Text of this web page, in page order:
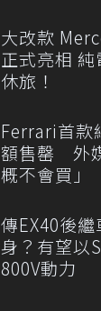
大改款
正式亮相
休旅！
Ferrari首款
額售罄 外
概不會買」
傳EX40後
身？有望以
800V動力